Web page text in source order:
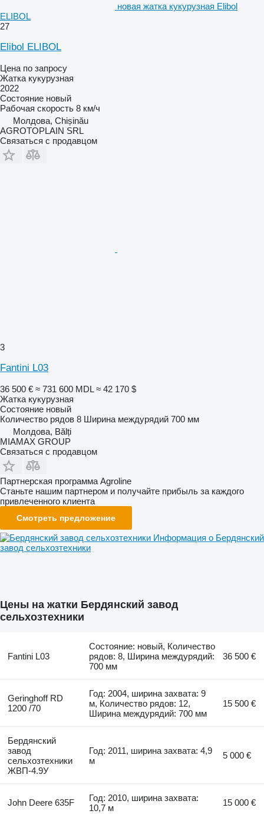
новая жатка кукурузная Elibol
ELIBOL
27
Elibol ELIBOL
Цена по запросу
Жатка кукурузная
2022
Состояние новый
Рабочая скорость 8 км/ч
Молдова, Chișinău
AGROTOPLAIN SRL
Связаться с продавцом
3
Fantini L03
36 500 € ≈ 731 600 MDL ≈ 42 170 $
Жатка кукурузная
Состояние новый
Количество рядов 8 Ширина междурядий 700 мм
Молдова, Bălți
MIAMAX GROUP
Связаться с продавцом
Партнерская программа Agroline
Станьте нашим партнером и получайте прибыль за каждого
привлеченного клиента
Смотреть предложение
Информация о Бердянский
завод сельхозтехники
Цены на жатки Бердянский завод
сельхозтехники
Fantini L03
Состояние: новый, Количество
рядов: 8, Ширина междурядий:
700 мм
36 500 €
Geringhoff RD
1200 /70
Год: 2004, ширина захвата: 9
м, Количество рядов: 12,
Ширина междурядий: 700 мм
15 500 €
Бердянский
завод
сельхозтехники
ЖВП-4.9У
Год: 2011, ширина захвата: 4,9
м
5 000 €
John Deere 635F
Год: 2010, ширина захвата:
10,7 м
15 000 €